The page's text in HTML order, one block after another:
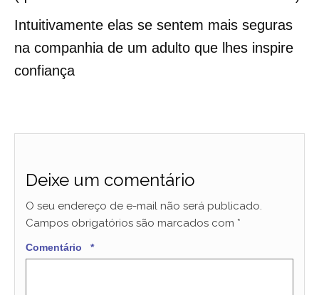
Intuitivamente elas se sentem mais seguras
na companhia de um adulto que lhes inspire
confiança
Deixe um comentário
O seu endereço de e-mail não será publicado.
Campos obrigatórios são marcados com *
Comentário*